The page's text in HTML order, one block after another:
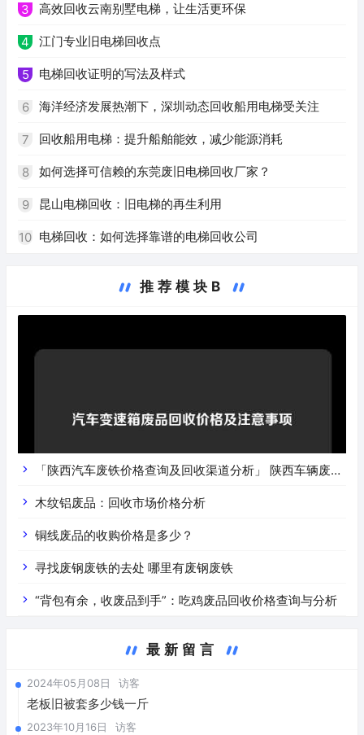
3 高效回收云南别墅电梯，让生活更环保
4 江门专业旧电梯回收点
5 电梯回收证明的写法及样式
6 海洋经济发展热潮下，深圳动态回收船用电梯受关注
7 回收船用电梯：提升船舶能效，减少能源消耗
8 如何选择可信赖的东莞废旧电梯回收厂家？
9 昆山电梯回收：旧电梯的再生利用
10 电梯回收：如何选择靠谱的电梯回收公司
推荐模块B
「陕西汽车废铁价格查询及回收渠道分析」 陕西车辆废铁
价是什么
木纹铝废品：回收市场价格分析
铜线废品的收购价格是多少？
寻找废钢废铁的去处 哪里有废钢废铁
“背包有余，收废品到手”：吃鸡废品回收价格查询与分析
最新留言
2024年05月08日 访客
老板旧被套多少钱一斤
2023年10月16日 访客